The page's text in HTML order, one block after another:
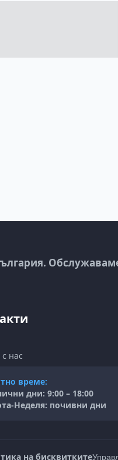
нас
време:
дни: 9:00 – 18:00
Неделя: почивни дни
на бисквитките